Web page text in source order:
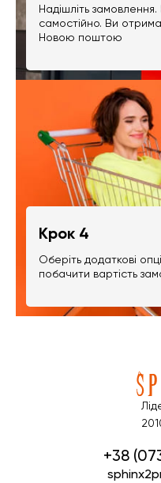
Надішліть
самостійно. Ви
Новою поштою
Крок 4
Оберіть додаткові
побачити вартість
+38